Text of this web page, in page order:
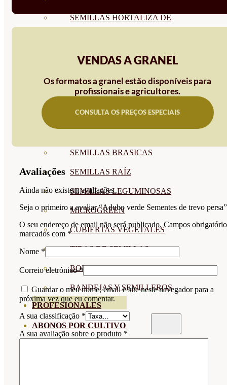
SEMILLAS HORTALIZA DE
SEMILLAS AROMÁTICAS
SEMILLAS FLORES
COMESTIBLES
SEMILLAS BRASICAS
SEMILLAS RAÍZ
SEMILLAS LEGUMINOSAS
MICROGREEN
CUBIERTAS VEGETALES
TIRAS DE SEMILLAS
BOMBAS DE SEMILLAS
BANDEJAS Y SEMILLEROS
PROFESIONALES
ABONOS POR CULTIVO
VENDAS A GRANEL
Os formatos a granel estão disponíveis para
profissionais e agricultores.
CONSULTA OS PREÇOS ESPECIAIS
Avaliações
Ainda não existem avaliações.
Seja o primeiro a avaliar “Adubo verde Sementes de trevo persa”
O seu endereço de email não será publicado. Campos
marcados com *
Nome *
Correio eletrónico*
Guardar o meu nome, email e site neste navegador para a
próxima vez que eu comentar.
A sua classificação *
A sua avaliação sobre o produto *